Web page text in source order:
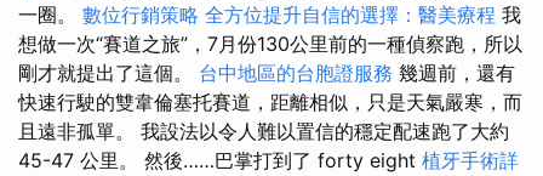
一圈。 數位行銷策略 全方位提升自信的選擇：醫美療程 我
想做一次“賽道之旅”，7月份130公里前的一種偵察跑，所以
剛才就提出了這個。 台中地區的台胞證服務 幾週前，還有
快速行駛的雙韋倫塞托賽道，距離相似，只是天氣嚴寒，而
且遠非孤單。 我設法以令人難以置信的穩定配速跑了大約
45-47 公里。 然後……巴掌打到了 forty eight 植牙手術詳